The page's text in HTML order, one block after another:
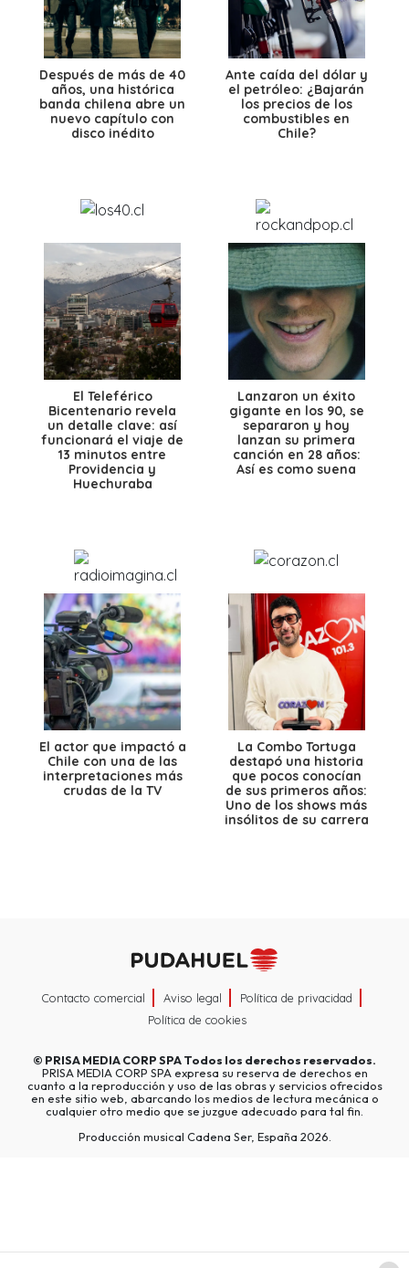
Después de más de 40
años, una histórica
banda chilena abre un
nuevo capítulo con
disco inédito
Ante caída del dólar y
el petróleo: ¿Bajarán
los precios de los
combustibles en
Chile?
El Teleférico
Bicentenario revela
un detalle clave: así
funcionará el viaje de
13 minutos entre
Providencia y
Huechuraba
Lanzaron un éxito
gigante en los 90, se
separaron y hoy
lanzan su primera
canción en 28 años:
Así es como suena
El actor que impactó a
Chile con una de las
interpretaciones más
crudas de la TV
La Combo Tortuga
destapó una historia
que pocos conocían
de sus primeros años:
Uno de los shows más
insólitos de su carrera
Contacto comercial Aviso legal
Política de privacidad
Política de cookies
© PRISA MEDIA CORP SPATodos los derechos reservados.
PRISA MEDIA CORP SPA expresa su reserva de derechos en
cuanto a la reproducción y uso de las obras y servicios ofrecidos
en este sitio web, abarcando los medios de lectura mecánica o
cualquier otro medio que se juzgue adecuado para tal fin.
Producción musical Cadena Ser, España 2026.